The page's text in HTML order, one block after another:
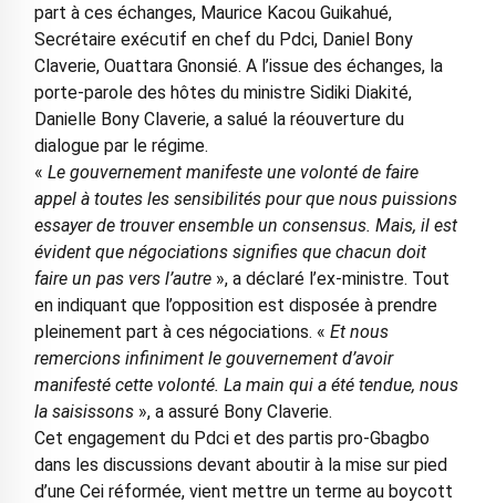
part à ces échanges, Maurice Kacou Guikahué,
Secrétaire exécutif en chef du Pdci, Daniel Bony
Claverie, Ouattara Gnonsié. A l’issue des échanges, la
porte-parole des hôtes du ministre Sidiki Diakité,
Danielle Bony Claverie, a salué la réouverture du
dialogue par le régime.
« Le gouvernement manifeste une volonté de faire
appel à toutes les sensibilités pour que nous puissions
essayer de trouver ensemble un consensus. Mais, il est
évident que négociations signifies que chacun doit
faire un pas vers l’autre», a déclaré l’ex-ministre. Tout
en indiquant que l’opposition est disposée à prendre
pleinement part à ces négociations. « Et nous
remercions infiniment le gouvernement d’avoir
manifesté cette volonté. La main qui a été tendue, nous
la saisissons», a assuré Bony Claverie.
Cet engagement du Pdci et des partis pro-Gbagbo
dans les discussions devant aboutir à la mise sur pied
d’une Cei réformée, vient mettre un terme au boycott